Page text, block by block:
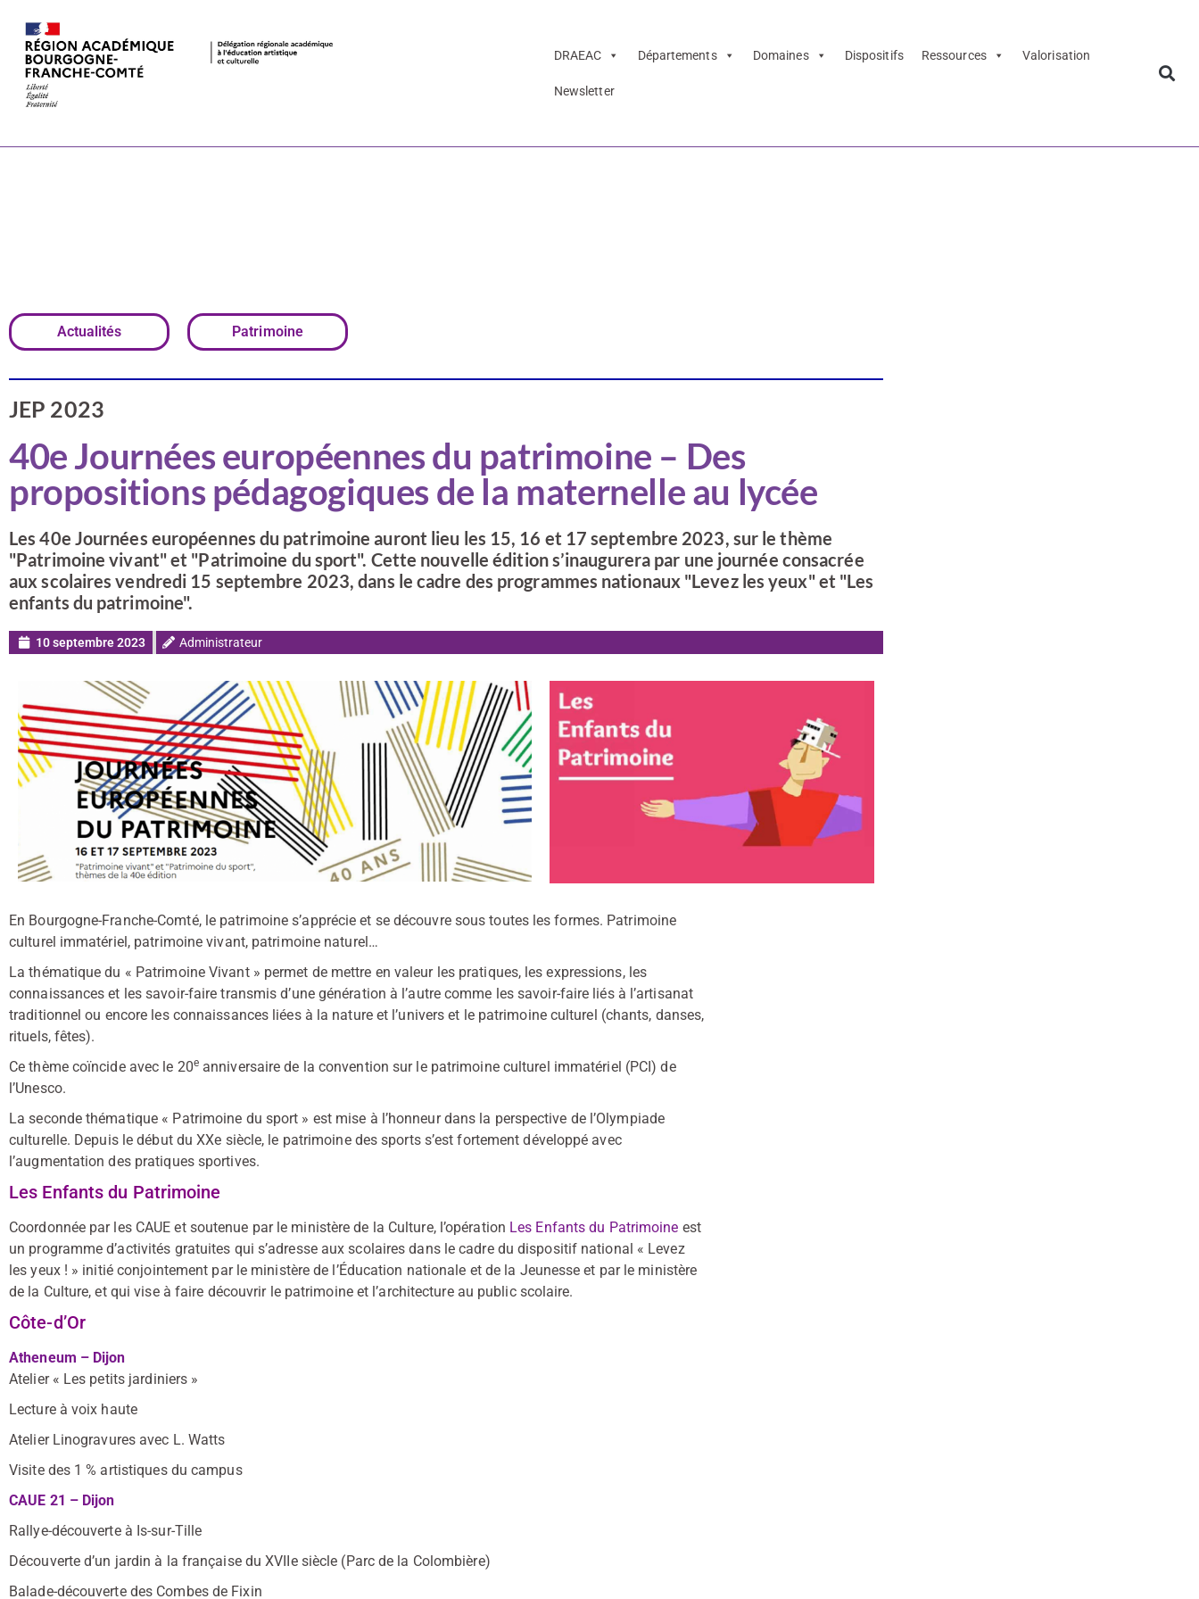
DRAEAC Départements Domaines Dispositifs Ressources Valorisation
Newsletter
40e Journées européennes du patrimoine –
Actualités Patrimoine
JEP 2023
40e Journées européennes du patrimoine – Des
propositions pédagogiques de la maternelle au lycée
Les 40e Journées européennes du patrimoine auront lieu les 15, 16 et 17 septembre 2023, sur le thème
"Patrimoine vivant" et "Patrimoine du sport". Cette nouvelle édition s’inaugurera par une journée consacrée
aux scolaires vendredi 15 septembre 2023, dans le cadre des programmes nationaux "Levez les yeux" et "Les
enfants du patrimoine".
10 septembre 2023 Administrateur
En Bourgogne-Franche-Comté, le patrimoine s’apprécie et se découvre sous toutes les formes. Patrimoine
culturel immatériel, patrimoine vivant, patrimoine naturel…
La thématique du « Patrimoine Vivant » permet de mettre en valeur les pratiques, les expressions, les
connaissances et les savoir-faire transmis d’une génération à l’autre comme les savoir-faire liés à l’artisanat
traditionnel ou encore les connaissances liées à la nature et l’univers et le patrimoine culturel (chants, danses,
rituels, fêtes).
Ce thème coïncide avec le 20eanniversaire de la convention sur le patrimoine culturel immatériel (PCI) de
l’Unesco.
La seconde thématique « Patrimoine du sport » est mise à l’honneur dans la perspective de l’Olympiade
culturelle. Depuis le début du XXe siècle, le patrimoine des sports s’est fortement développé avec
l’augmentation des pratiques sportives.
Les Enfants du Patrimoine
Coordonnée par les CAUE et soutenue par le ministère de la Culture, l’opération Les Enfants du Patrimoine est
un programme d’activités gratuites qui s’adresse aux scolaires dans le cadre du dispositif national « Levez
les yeux ! » initié conjointement par le ministère de l’Éducation nationale et de la Jeunesse et par le ministère
de la Culture, et qui vise à faire découvrir le patrimoine et l’architecture au public scolaire.
Côte-d’Or
Atheneum – Dijon
Atelier « Les petits jardiniers »
Lecture à voix haute
Atelier Linogravures avec L. Watts
Visite des 1 % artistiques du campus
CAUE 21 – Dijon
Rallye-découverte à Is-sur-Tille
Découverte d’un jardin à la française du XVIIe siècle (Parc de la Colombière)
Balade-découverte des Combes de Fixin